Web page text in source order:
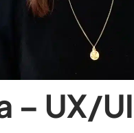
– UX/UI